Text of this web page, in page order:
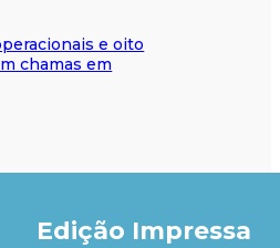
e oito
chamas em
Edição Impressa